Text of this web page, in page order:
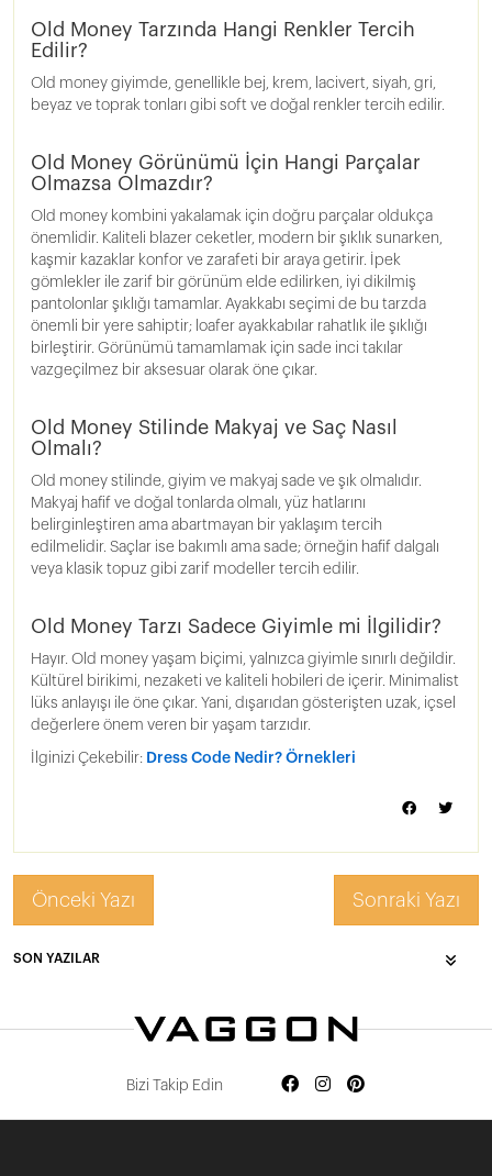
Old Money Tarzında Hangi Renkler Tercih
Edilir?
Old money giyimde, genellikle bej, krem, lacivert, siyah, gri,
beyaz ve toprak tonları gibi soft ve doğal renkler tercih edilir.
Old Money Görünümü İçin Hangi Parçalar
Olmazsa Olmazdır?
Old money kombini yakalamak için doğru parçalar oldukça
önemlidir. Kaliteli blazer ceketler, modern bir şıklık sunarken,
kaşmir kazaklar konfor ve zarafeti bir araya getirir. İpek
gömlekler ile zarif bir görünüm elde edilirken, iyi dikilmiş
pantolonlar şıklığı tamamlar. Ayakkabı seçimi de bu tarzda
önemli bir yere sahiptir; loafer ayakkabılar rahatlık ile şıklığı
birleştirir. Görünümü tamamlamak için sade inci takılar
vazgeçilmez bir aksesuar olarak öne çıkar.
Old Money Stilinde Makyaj ve Saç Nasıl
Olmalı?
Old money stilinde, giyim ve makyaj sade ve şık olmalıdır.
Makyaj hafif ve doğal tonlarda olmalı, yüz hatlarını
belirginleştiren ama abartmayan bir yaklaşım tercih
edilmelidir. Saçlar ise bakımlı ama sade; örneğin hafif dalgalı
veya klasik topuz gibi zarif modeller tercih edilir.
Old Money Tarzı Sadece Giyimle mi İlgilidir?
Hayır. Old money yaşam biçimi, yalnızca giyimle sınırlı değildir.
Kültürel birikimi, nezaketi ve kaliteli hobileri de içerir. Minimalist
lüks anlayışı ile öne çıkar. Yani, dışarıdan gösterişten uzak, içsel
değerlere önem veren bir yaşam tarzıdır.
İlginizi Çekebilir: Dress Code Nedir? Örnekleri
Önceki Yazı Sonraki Yazı
SON YAZILAR
Bizi Takip Edin